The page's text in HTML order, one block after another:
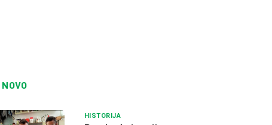
NOVO
HISTORIJA